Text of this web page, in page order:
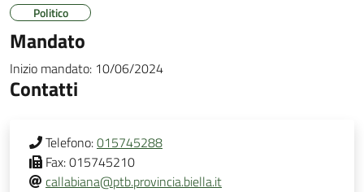
Politico
Mandato
Inizio mandato: 10/06/2024
Contatti
Telefono:015745288
Fax:015745210
callabiana@ptb.provincia.biella.it